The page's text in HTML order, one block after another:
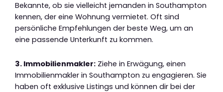
Bekannte, ob sie vielleicht jemanden in Southampton
kennen, der eine Wohnung vermietet. Oft sind
persönliche Empfehlungen der beste Weg, um an
eine passende Unterkunft zu kommen.
3. Immobilienmakler: Ziehe in Erwägung, einen
Immobilienmakler in Southampton zu engagieren. Sie
haben oft exklusive Listings und können dir bei der